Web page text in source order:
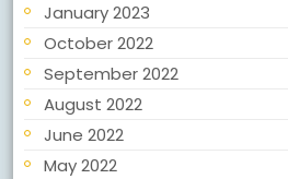
January 2023
October 2022
September 2022
August 2022
June 2022
May 2022